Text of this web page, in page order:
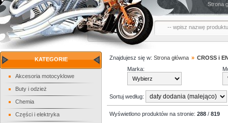
Strona
KATEGORIE
Akcesoria motocyklowe
Buty i odzież
Chemia
Części i elektryka
Znajdujesz się w: Strona główna » CROSS i
Marka:
Sortuj według:
Wyświetlono produktów na stronie: 288 / 819